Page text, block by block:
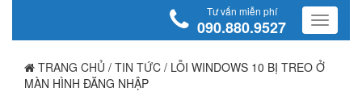
Tư vấn miễn phí
090.880.9527
TRANG CHỦ / TIN TỨC / LỖI WINDOWS 10 BỊ TREO Ở
MÀN HÌNH ĐĂNG NHẬP